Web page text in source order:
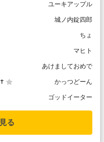
ユーキアップル
城ノ内錠四郎
ちょ
マヒト
あけましておめで
かっつどーん
ゴッドイーター
る